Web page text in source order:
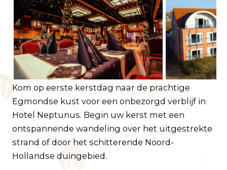
Klantenservice
Veelgestelde vragen
Contact
Route
Kom op eerste kerstdag naar de prachtige
Egmondse kust voor een onbezorgd verblijf in
Hotel Neptunus. Begin uw kerst met een
ontspannende wandeling over het uitgestrekte
strand of door het schitterende Noord-
Hollandse duingebied.